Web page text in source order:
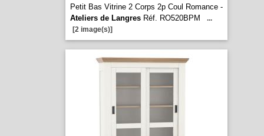
Petit Bas Vitrine 2 Corps 2p Coul Romance -
Ateliers de LangresRéf. RO520BPM
...
[2 image(s)]